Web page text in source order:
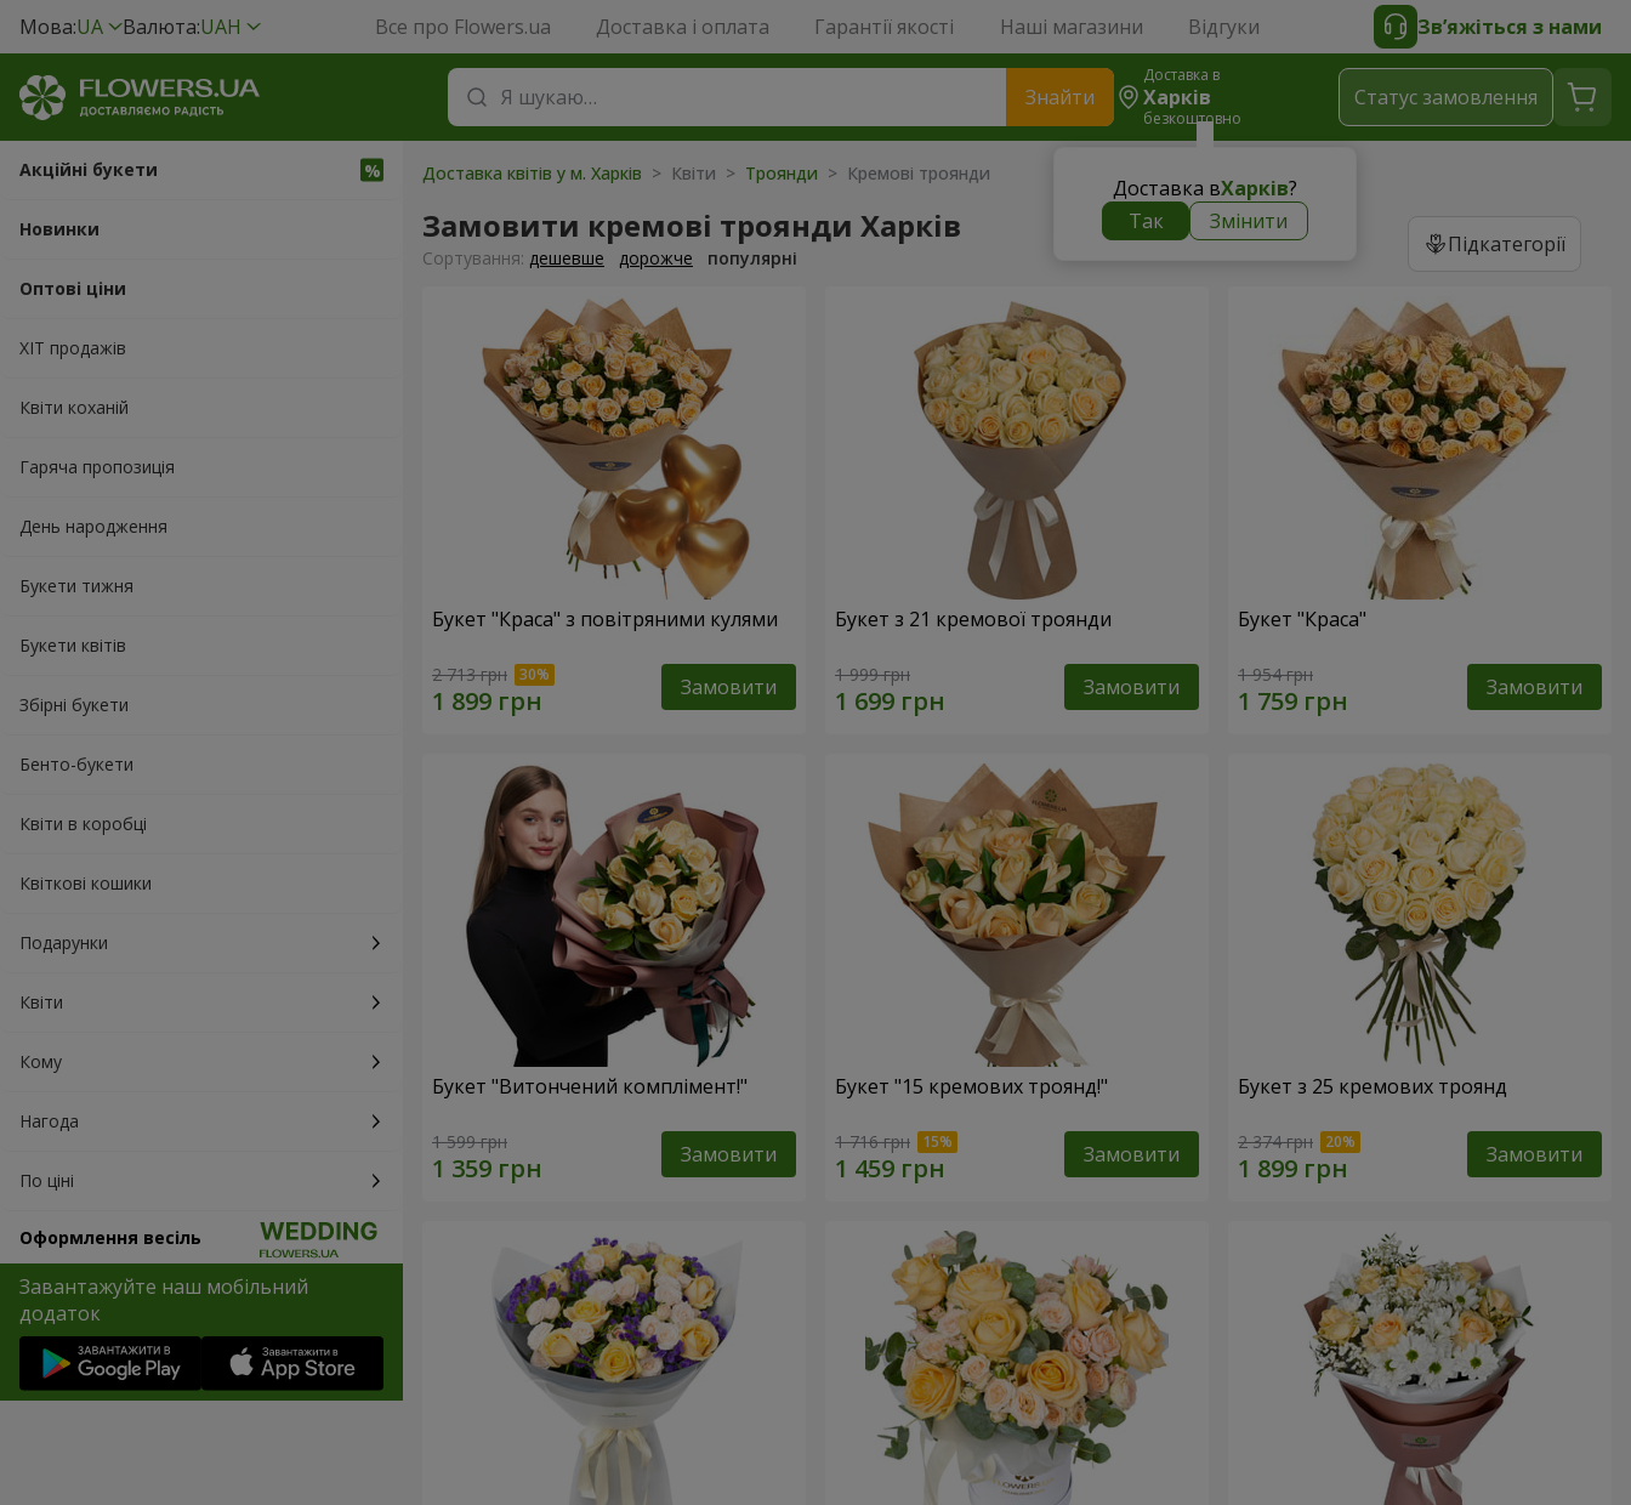
Мова:UA Валюта:UAH Все про Flowers.ua Доставка і оплата Гарантії якості Наші магазини Відгуки Зв’яжіться з нами
Знайти
Доставка в
Харків
безкоштовно
Доставка вХарків?
Так
Змінити
Статус замовлення
Акційні букети
Новинки
Оптові ціни
ХІТ продажів
Квіти коханій
Гаряча пропозиція
День народження
Букети тижня
Букети квітів
Збірні букети
Бенто-букети
Квіти в коробці
Квіткові кошики
Подарунки
Квіти
Кому
Нагода
По ціні
Оформлення весіль
Завантажуйте наш мобільний
додаток
Доставка квітів у м. Харків > Квіти > Троянди > Кремові троянди
Замовити кремові троянди Харків Підкатегорії
Сортування: дешевше дорожче популярні
Букет "Краса" з повітряними кулями
2 713 грн Замовити
Букет з 21 кремової троянди
1 999 грн Замовити
Букет "Краса"
1 954 грн Замовити
Букет "Витончений комплімент!"
1 599 грн Замовити
Букет "15 кремових троянд!"
1 716 грн Замовити
Букет з 25 кремових троянд
2 374 грн Замовити